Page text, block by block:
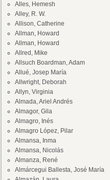
Alles, Hemesh
Alley, R. W.
Allison, Catherine
Allman, Howard
Allman, Howard
Allred, Mike
Allsuch Boardman, Adam
Allué, Josep María
Allwright, Deborah
Allyn, Virginia
Almada, Ariel Andrés
Almagor, Gila
Almagro, Inés
Almagro López, Pilar
Almansa, Inma
Almansa, Nicolás
Almanza, René
Almárcegui Ballesta, José María